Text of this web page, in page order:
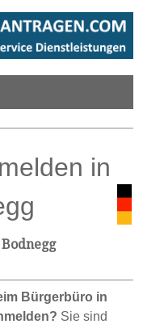
in
Bürgerbüro in
Sie sind